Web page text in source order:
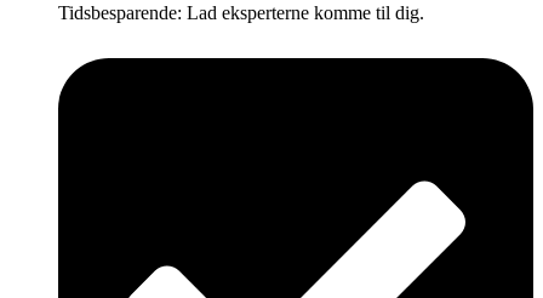
Tidsbesparende: Lad eksperterne komme til dig.